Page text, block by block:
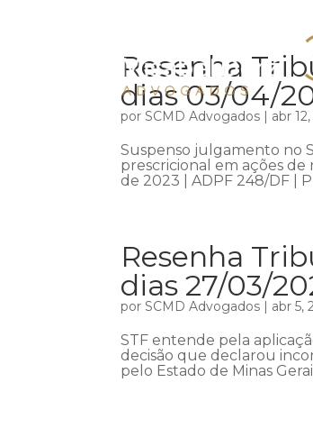
Resenha
dias 03/04/
porSCMD Advogados | abr
Suspenso julgamento no
prescricional em ações
de 2023 | ADPF 248/DF |
Resenha
dias 27/03/
porSCMD Advogados | abr 5,
STF entende pela
decisão que declarou
pelo Estado de Minas